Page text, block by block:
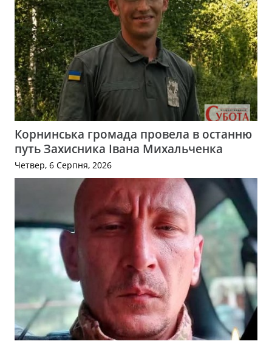
Корнинська громада провела в останню
путь Захисника Івана Михальченка
Четвер, 6 Серпня, 2026